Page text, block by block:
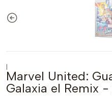
|
Marvel United:
Galaxia el Remix -